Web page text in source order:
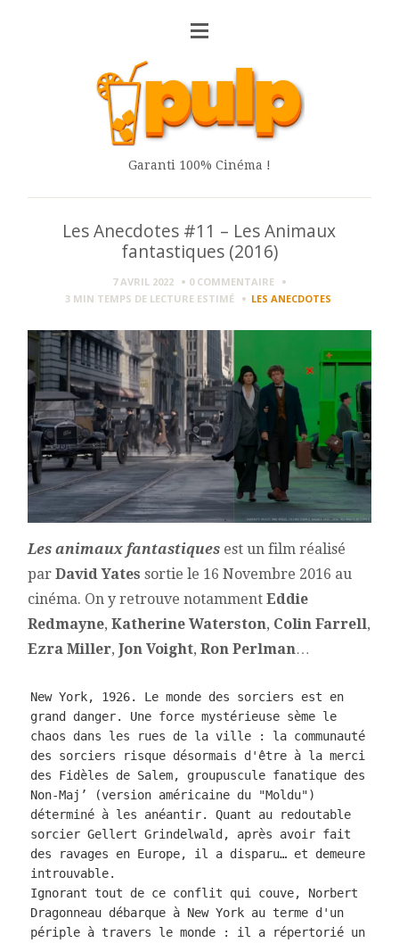
Garanti 100% Cinéma !
Les Anecdotes #11 – Les Animaux
fantastiques (2016)
7 AVRIL 2022
0 COMMENTAIRE
3 MIN TEMPS DE LECTURE ESTIMÉ LES ANECDOTES
Les animaux fantastiques est un film réalisé
parDavid Yates sortie le 16 Novembre 2016 au
cinéma. On y retrouve notamment Eddie
Redmayne,Katherine Waterston, Colin Farrell,
Ezra Miller,Jon Voight,Ron Perlman…
New York, 1926. Le monde des sorciers est en
grand danger. Une force mystérieuse sème le
chaos dans les rues de la ville : la communauté
des sorciers risque désormais d'être à la merci
des Fidèles de Salem, groupuscule fanatique des
Non-Maj’ (version américaine du "Moldu")
déterminé à les anéantir. Quant au redoutable
sorcier Gellert Grindelwald, après avoir fait
des ravages en Europe, il a disparu… et demeure
introuvable.
Ignorant tout de ce conflit qui couve, Norbert
Dragonneau débarque à New York au terme d'un
périple à travers le monde : il a répertorié un